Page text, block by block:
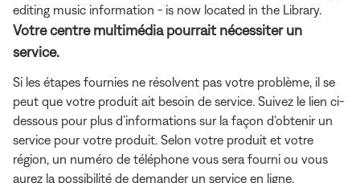
editing music information - is now located in the Library.
Votre centre multimédia pourrait nécessiter un
service.
Si les étapes fournies ne résolvent pas votre problème, il se
peut que votre produit ait besoin de service. Suivez le lien ci-
dessous pour plus d’informations sur la façon d’obtenir un
service pour votre produit. Selon votre produit et votre
région, un numéro de téléphone vous sera fourni ou vous
aurez la possibilité de demander un service en ligne.